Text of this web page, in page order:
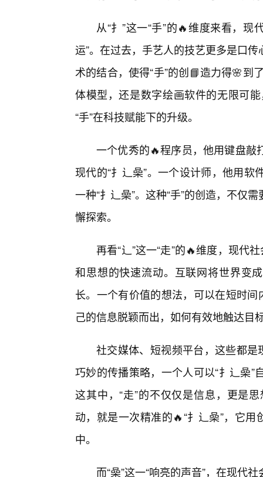
从“扌”这一“手”的🔥维度来看，现
运”。在过去，手艺人的技艺更多是口
术的结合，使得“手”的创📘造力得🌸到
体模型，还是数字绘画软件的无限可
“手”在科技赋能下的升级。
一个优秀的🔥程序员，他用键盘敲
现代的“扌辶喿”。一个设计师，他用
一种“扌辶喿”。这种“手”的创造，不仅
懈探索。
再看“辶”这一“走”的🔥维度，现代
和思想的快速流动。互联网将世界变
长。一个有价值的想法，可以在短时
己的信息脱颖而出，如何有效地触达目
社交媒体、短视频平台，这些都是
巧妙的传播策略，一个人可以“扌辶喿
这其中，“走”的不仅仅是信息，更是
动，就是一次精准的🔥“扌辶喿”，它
中。
而“喿”这一“响亮的声音”，在现代